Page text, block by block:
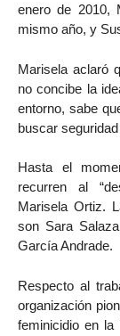
enero de 2010,
mismo año, y
Marisela aclaró
no concibe la
entorno, sabe
buscar
Hasta el
recurren al
Marisela Ortiz.
son Sara
García Andrade.
Respecto al
organización
feminicidio en la